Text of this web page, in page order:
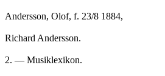
Andersson, Olof, f. 23/8 1884,
Richard Andersson.
2. — Musiklexikon.